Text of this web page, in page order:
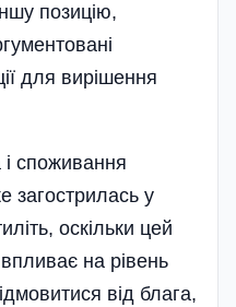
позицію,
для вирішення
споживання
загострилась у
оскільки цей
на рівень
від блага,